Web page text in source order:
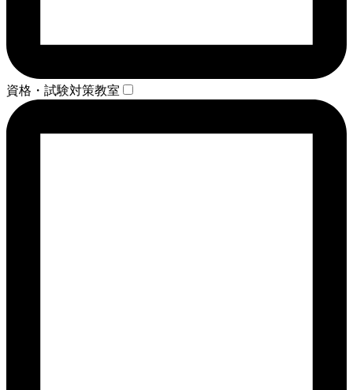
資格・試験対策教室